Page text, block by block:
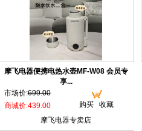
摩飞电器便携电热水壶MF-W08 会员专
享...
市场价:699.00
购买
收藏
商城价:439.00
摩飞电器专卖店